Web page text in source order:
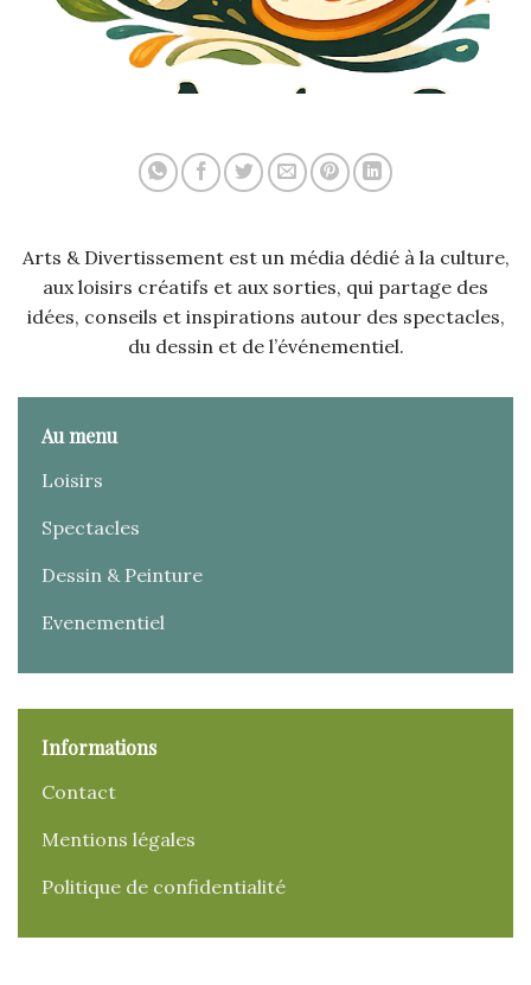
Arts & Divertissement est un média dédié à la culture,
aux loisirs créatifs et aux sorties, qui partage des
idées, conseils et inspirations autour des spectacles,
du dessin et de l’événementiel.
Au menu
Loisirs
Spectacles
Dessin & Peinture
Evenementiel
Informations
Contact
Mentions légales
Politique de confidentialité